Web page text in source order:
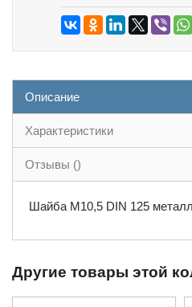
Описание
Характеристики
Отзывы ()
Шайба М10,5 DIN 125
Другие товары этой